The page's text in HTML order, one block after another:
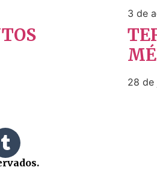
3 de
28 de